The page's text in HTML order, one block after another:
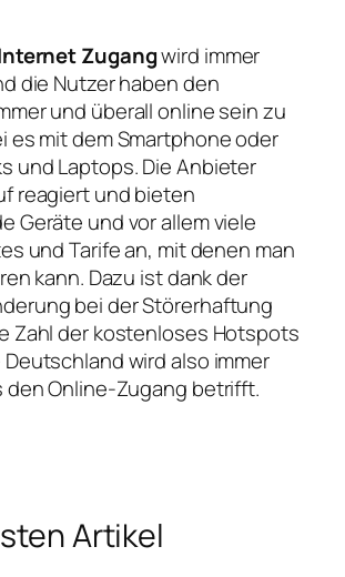
Zugangwird immer
die Nutzer haben den
und überall online sein zu
es mit dem Smartphone oder
und Laptops. Die Anbieter
reagiert und bieten
Geräte und vor allem viele
und Tarife an, mit denen man
kann. Dazu ist dank der
bei der Störerhaftung
Zahl der kostenloses Hotspots
wird also immer
den Online-Zugang betrifft.
Artikel